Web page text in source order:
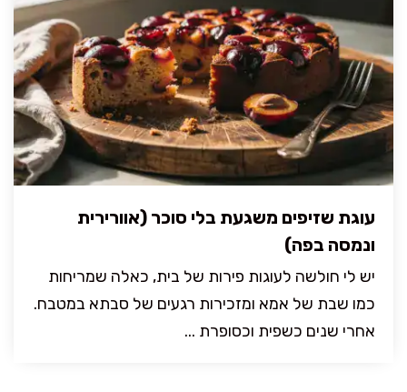
עוגת שזיפים משגעת בלי סוכר (אוורירית
ונמסה בפה)
יש לי חולשה לעוגות פירות של בית, כאלה שמריחות
כמו שבת של אמא ומזכירות רגעים של סבתא במטבח.
אחרי שנים כשפית וכסופרת ...